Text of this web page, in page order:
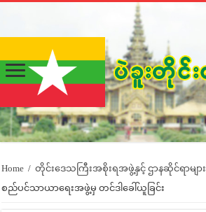
Home / တိုင်းဒေသကြီးအစိုးရအဖွဲ့နှင့် ဌာနဆိုင်ရာများ
စည်ပင်သာယာရေးအဖွဲ့မှ တင်ဒါခေါ်ယူခြင်း